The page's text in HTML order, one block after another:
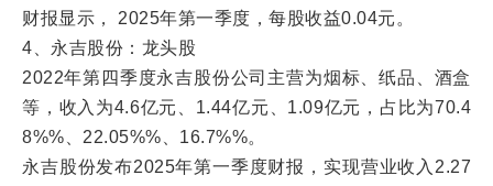
财报显示， 2025年第一季度，每股收益0.04元。
4、永吉股份：龙头股
2022年第四季度永吉股份公司主营为烟标、纸品、酒盒
等，收入为4.6亿元、1.44亿元、1.09亿元，占比为70.4
8%%、22.05%%、16.7%%。
永吉股份发布2025年第一季度财报，实现营业收入2.27